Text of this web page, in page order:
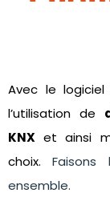
Avec le logiciel
l’utilisation de
KNX et ainsi
choix.
ensemble.